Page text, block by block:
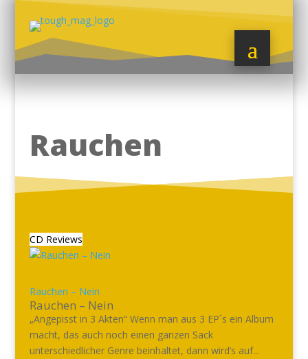
Rauchen
CD Reviews
Rauchen – Nein
Rauchen – Nein
„Angepisst in 3 Akten“ Wenn man aus 3 EP´s ein Album
macht, das auch noch einen ganzen Sack
unterschiedlicher Genre beinhaltet, dann wird’s auf...